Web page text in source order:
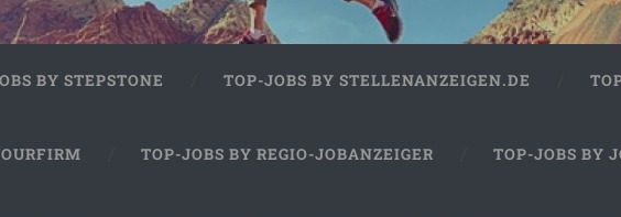
BY STEPSTONE TOP-JOBS BY STELLENANZEIGEN.DE
TOP-JOBS BY REGIO-JOBANZEIGER TOP-JOBS BY